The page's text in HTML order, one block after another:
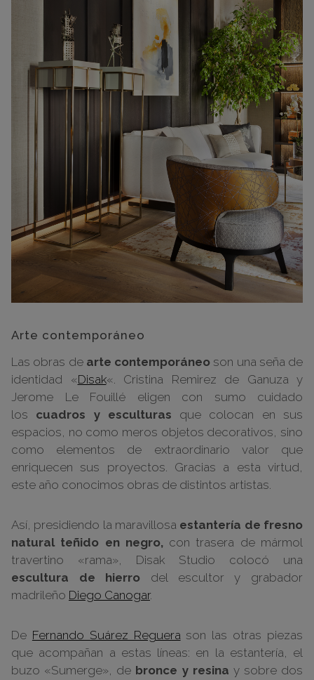
Arte contemporáneo
Las obras de arte contemporáneo son una seña de
identidad «Disak«. Cristina Remirez de Ganuza y
Jerome Le Fouillé eligen con sumo cuidado
los cuadros y esculturas que colocan en sus
espacios, no como meros objetos decorativos, sino
como elementos de extraordinario valor que
enriquecen sus proyectos. Gracias a esta virtud,
este año conocimos obras de distintos artistas.
Así, presidiendo la maravillosa estantería de fresno
natural teñido en negro,con trasera de mármol
travertino «rama», Disak Studio colocó una
escultura de hierro del escultor y grabador
madrileño Diego Canogar.
De Fernando Suárez Reguerason las otras piezas
que acompañan a estas líneas: en la estantería, el
buzo «Sumerge», de bronce y resina y sobre dos